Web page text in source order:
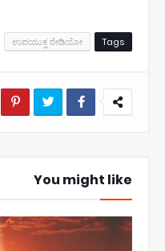
Tags
ಉಪಯುಕ್ತ ರೇಡಿಯೋ
You might like